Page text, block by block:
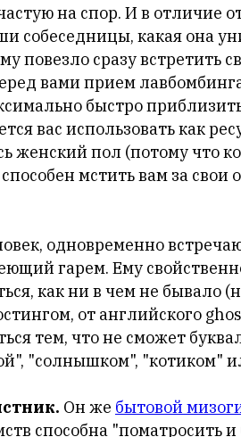
на спор. И в отличие
собеседницы, какая она
повезло сразу встретить
вами прием
быстро
вас использовать как
женский пол (потому что
мстить вам за свои
одновременно
гарем. Ему
как ни в чем не
от английского
тем, что не сможет
"солнышком", "котиком"
Он же бытовой
способна "поматросить